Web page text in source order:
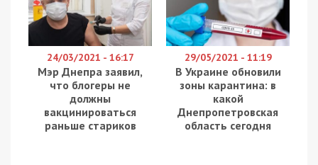
24/03/2021 - 16:17
Мэр Днепра заявил,
что блогеры не
должны
вакцинироваться
раньше стариков
29/05/2021 - 11:19
В Украине обновили
зоны карантина: в
какой
Днепропетровская
область сегодня